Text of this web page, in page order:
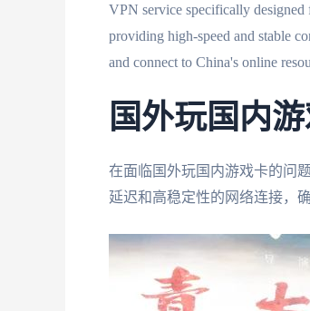
VPN service specifically designed
providing high-speed and stable
and connect to China's online
国外玩国内
在面临国外玩国内游戏卡的问
延迟和高稳定性的网络连接，